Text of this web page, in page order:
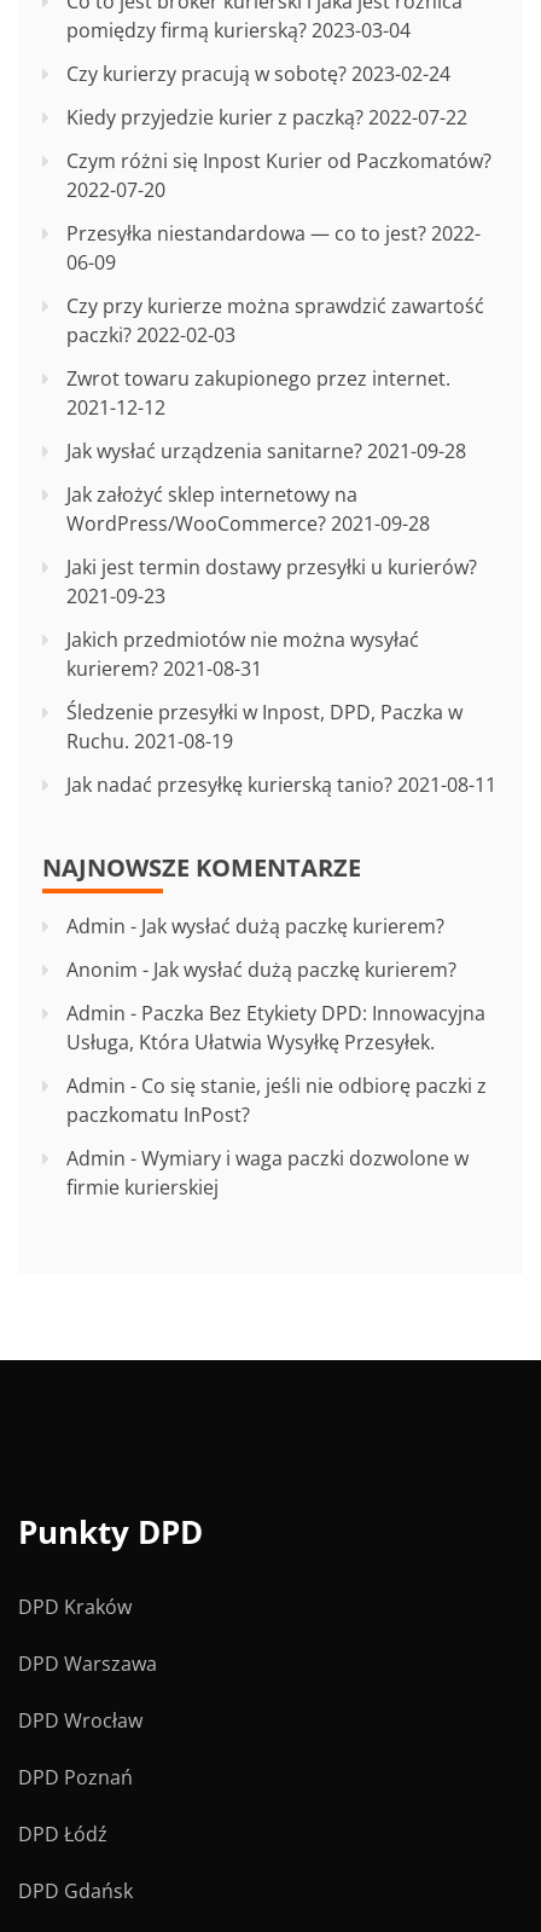
pomiędzy firmą kurierską?2023-03-04
Czy kurierzy pracują w sobotę?2023-02-24
Kiedy przyjedzie kurier z paczką?2022-07-22
Czym różni się Inpost Kurier od Paczkomatów?
2022-07-20
Przesyłka niestandardowa — co to jest?2022-
06-09
Czy przy kurierze można sprawdzić zawartość
paczki?2022-02-03
Zwrot towaru zakupionego przez internet.
2021-12-12
Jak wysłać urządzenia sanitarne?2021-09-28
Jak założyć sklep internetowy na
WordPress/WooCommerce?2021-09-28
Jaki jest termin dostawy przesyłki u kurierów?
2021-09-23
Jakich przedmiotów nie można wysyłać
kurierem?2021-08-31
Śledzenie przesyłki w Inpost, DPD, Paczka w
Ruchu. 2021-08-19
Jak nadać przesyłkę kurierską tanio?2021-08-11
NAJNOWSZE KOMENTARZE
Admin - Jak wysłać dużą paczkę kurierem?
Anonim - Jak wysłać dużą paczkę kurierem?
Admin - Paczka Bez Etykiety DPD: Innowacyjna
Usługa, Która Ułatwia Wysyłkę Przesyłek.
Admin - Co się stanie, jeśli nie odbiorę paczki z
paczkomatu InPost?
Admin -Wymiary i waga paczki dozwolone w
firmie kurierskiej
Punkty DPD
DPD Kraków
DPD Warszawa
DPD Wrocław
DPD Poznań
DPD Łódź
DPD Gdańsk